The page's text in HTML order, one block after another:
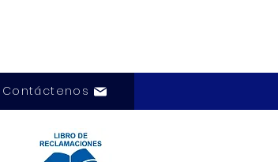
Contáctenos